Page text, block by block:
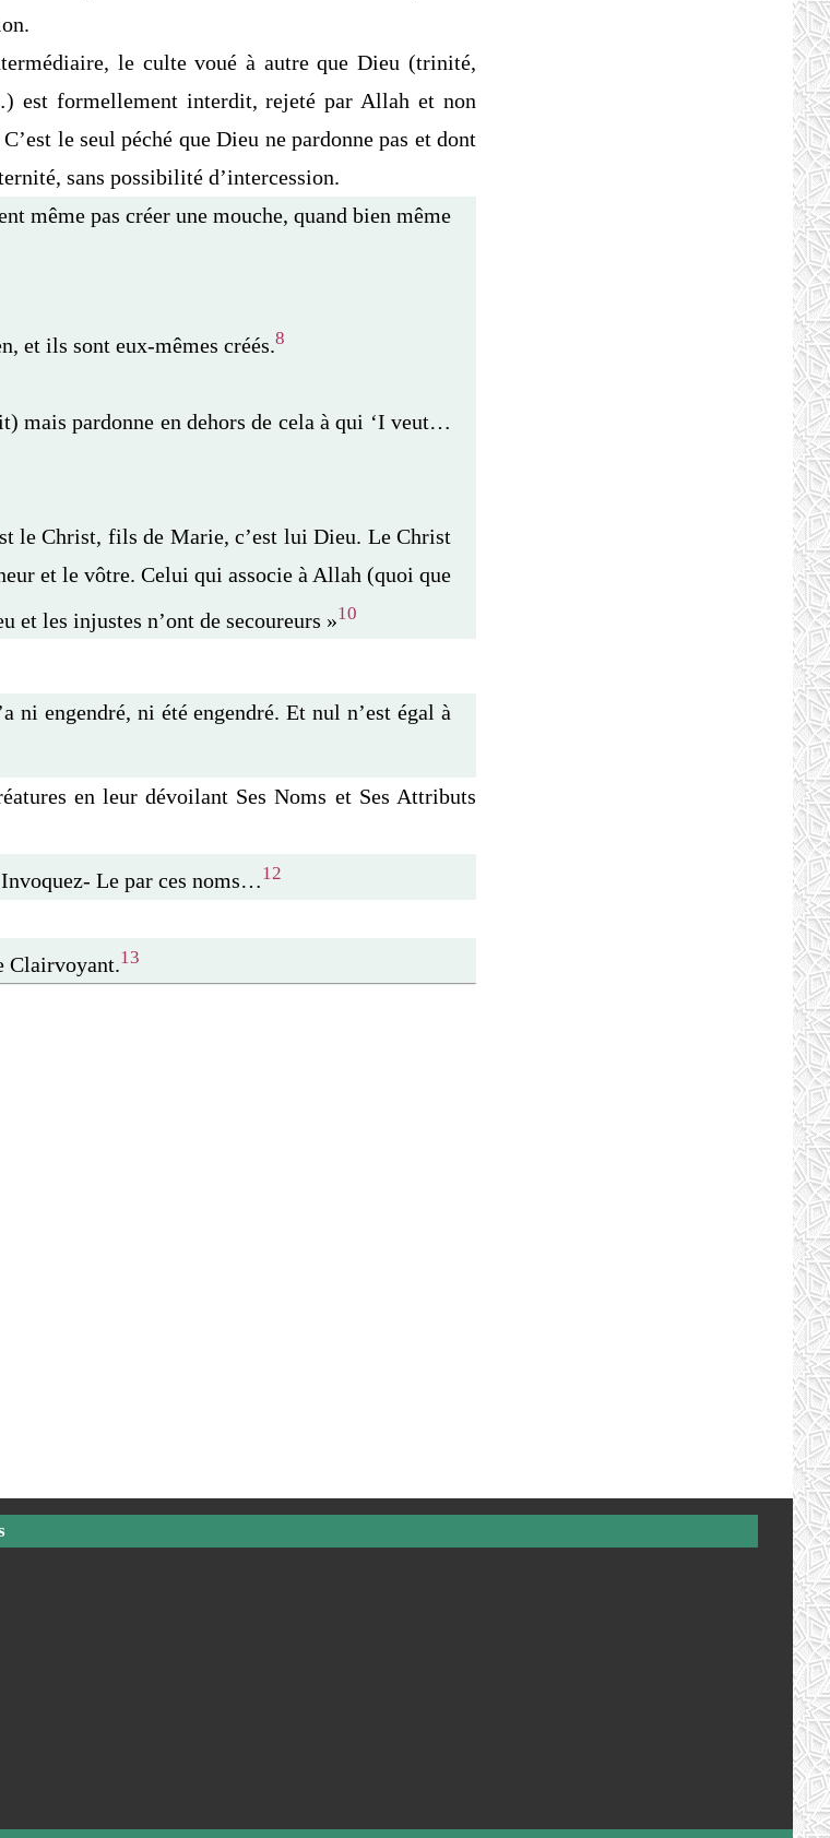
le culte voué à autre que Dieu (trinité,
est formellement interdit, rejeté par Allah et non
le seul péché que Dieu ne pardonne pas et dont
sans possibilité d’intercession.
même pas créer une mouche, quand bien même
et ils sont eux-mêmes créés.8
mais pardonne en dehors de cela à qui ‘I veut…
le Christ, fils de Marie, c’est lui Dieu. Le Christ
et le vôtre. Celui qui associe à Allah (quoi que
les injustes n’ont de secoureurs »10
engendré, ni été engendré. Et nul n’est égal à
en leur dévoilant Ses Noms et Ses Attributs
Invoquez- Le par ces noms…12
Clairvoyant.13